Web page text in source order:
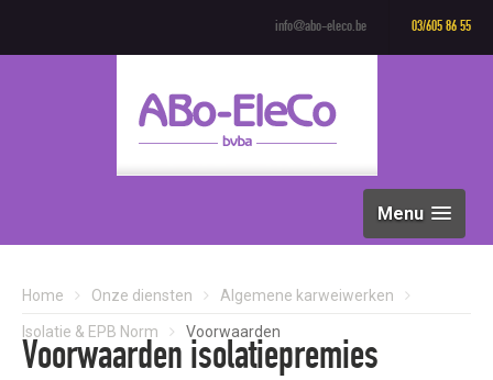
info@abo-eleco.be 03/605 86 55
Menu
Home Onze diensten Algemene karweiwerken
Isolatie & EPB Norm Voorwaarden
Voorwaarden isolatiepremies